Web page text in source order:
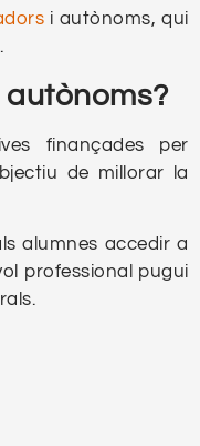
i autònoms, qui
finançades per
de millorar la
alumnes accedir a
professional pugui